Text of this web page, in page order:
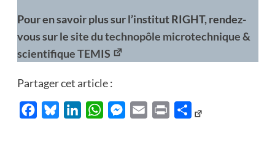
Pour en savoir plus sur l’institut RIGHT, rendez-
vous sur lesite du technopôle microtechnique &
scientifique TEMIS
Partager cet article :
FacebookBlueskyLinkedInWhatsAppMessenger
Email Print Partager